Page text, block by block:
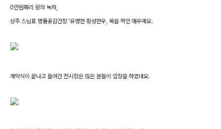
0만원짜리 왕의 녹차,
상주 스님표 명품곶감간장 '유명한 횡성한우, 쑥을 먹인 애우예요.
개막식이 끝나고 들어간 전시장은 많은 분들이 입장을 하였네요.